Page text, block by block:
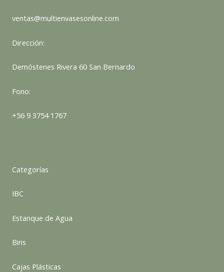
ventas@multienvasesonline.com
Dirección:
Demóstenes Rivera 60 San Bernardo
Fono:
+56 9 3754 1767
Categorías
IBC
Estanque de Agua
Bins
Cajas Plásticas